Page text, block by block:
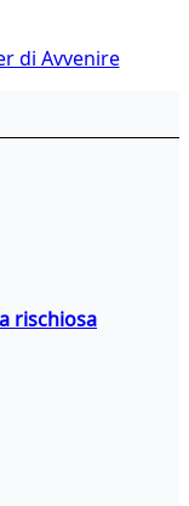
di Avvenire
rischiosa